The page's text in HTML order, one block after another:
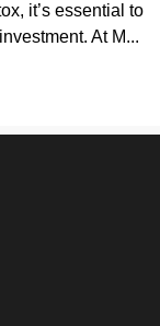
it’s essential to
At M...